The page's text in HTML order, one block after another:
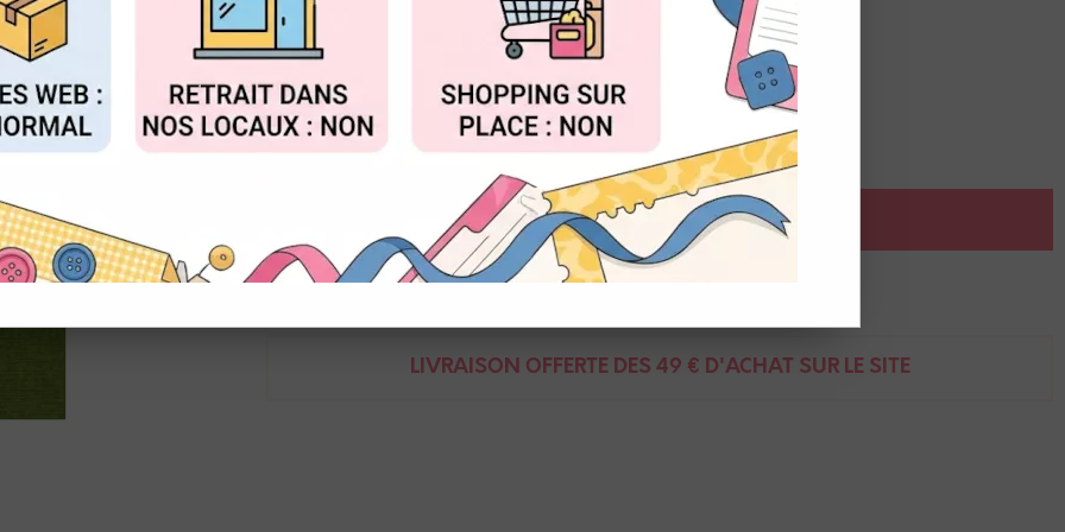
Réf. :KG_SC23
Papier cardstock 30 x 30 cm
240g
Un côté lisse et un côté texturé
AJOUTER AU PANIER
Demande de renseignement
LIVRAISON OFFERTE DÈS 49 € D'ACHAT SUR LE SITE
ACCEPTER TOUT